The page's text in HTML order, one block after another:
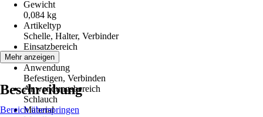
Gewicht
0,084 kg
Artikeltyp
Schelle, Halter, Verbinder
Einsatzbereich
Außen
Anwendung
Befestigen, Verbinden
Anwendungsbereich
Schlauch
Material
Mehr anzeigen
Beschreibung
Bereich überspringen